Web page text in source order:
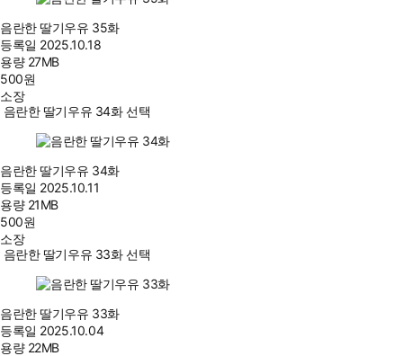
음란한 딸기우유 35화
등록일 2025.10.18
용량 27MB
500원
소장
음란한 딸기우유 34화 선택
음란한 딸기우유 34화
등록일 2025.10.11
용량 21MB
500원
소장
음란한 딸기우유 33화 선택
음란한 딸기우유 33화
등록일 2025.10.04
용량 22MB